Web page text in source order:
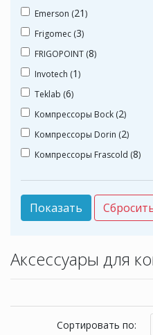
Emerson (21)
Frigomec (3)
FRIGOPOINT (8)
Invotech (1)
Teklab (6)
Компрессоры Bock (2)
Компрессоры Dorin (2)
Компрессоры Frascold (8)
Аксессуары для
Сортировать по: